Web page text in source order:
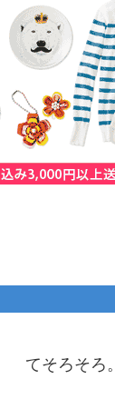
てそろそろ。